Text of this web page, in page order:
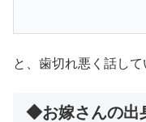
と、歯切れ悪く話して
◆お嫁さんの出